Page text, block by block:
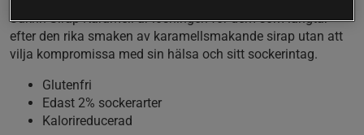
Sukrin Sirap Karamell är lösningen för dem som längtar
efter den rika smaken av karamellsmakande sirap utan att
vilja kompromissa med sin hälsa och sitt sockerintag.
Glutenfri
Edast 2% sockerarter
Kalorireducerad